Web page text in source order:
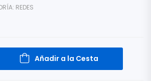
REDES
Añadir a la Cesta